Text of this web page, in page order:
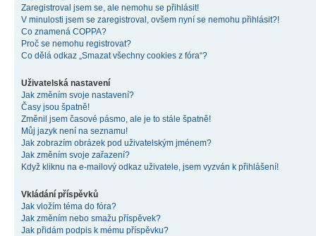
Zaregistroval jsem se, ale nemohu se přihlásit!
V minulosti jsem se zaregistroval, ovšem nyní se nemohu přihlásit?!
Co znamená COPPA?
Proč se nemohu registrovat?
Co dělá odkaz „Smazat všechny cookies z fóra“?
Uživatelská nastavení
Jak změním svoje nastavení?
Časy jsou špatně!
Změnil jsem časové pásmo, ale je to stále špatně!
Můj jazyk není na seznamu!
Jak zobrazím obrázek pod uživatelským jménem?
Jak změním svoje zařazení?
Když kliknu na e-mailový odkaz uživatele, jsem vyzván k přihlášení!
Vkládání příspěvků
Jak vložím téma do fóra?
Jak změním nebo smažu příspěvek?
Jak přidám podpis k mému příspěvku?